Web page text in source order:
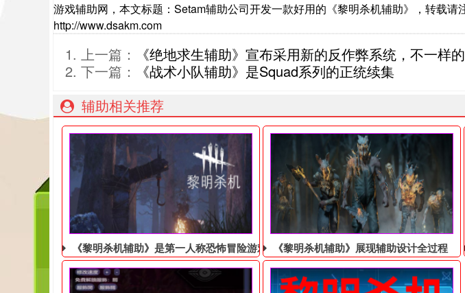
游戏辅助网，本文标题：Setam辅助公司开发一款好用的《黎明杀机辅助》，转载请
http://www.dsakm.com
上一篇：
《绝地求生辅助》宣布采用新的反作弊系统，不一样
下一篇：
《战术小队辅助》是Squad系列的正统续集
辅助相关推荐
《黎明杀机辅助》是第一人称恐怖冒险游戏，全新的辅助加速预告片
《黎明杀机辅助》展现辅助设计全过程